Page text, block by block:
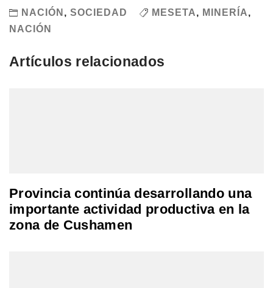
NACIÓN , SOCIEDAD MESETA, MINERÍA,
NACIÓN
Artículos relacionados
Provincia continúa desarrollando una
importante actividad productiva en la
zona de Cushamen